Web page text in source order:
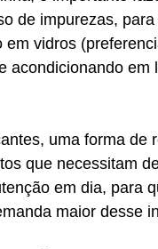
de impurezas,
em vidros
acondicionando
uma forma de
que necessitam
em dia, para
maior desse